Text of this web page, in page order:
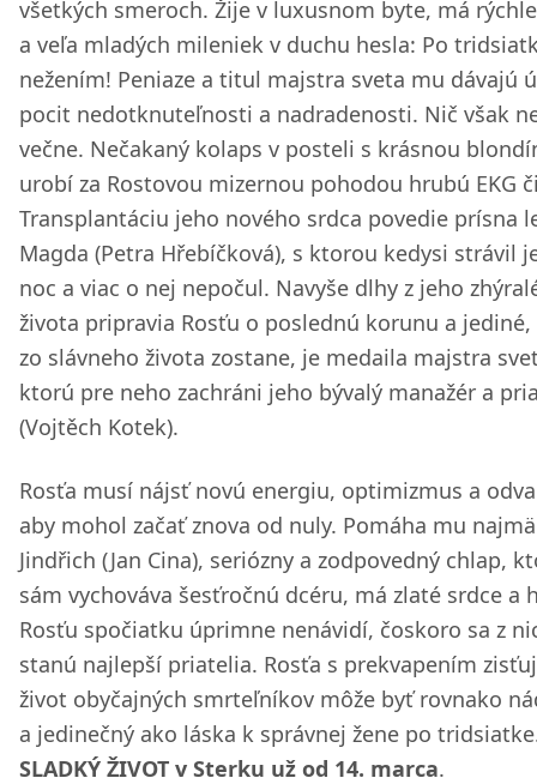
všetkých smeroch. Žije v luxusnom byte, má
a veľa mladých mileniek v duchu hesla: Po
nežením! Peniaze a titul majstra sveta mu dávajú
pocit nedotknuteľnosti a nadradenosti. Nič však
večne. Nečakaný kolaps v posteli s krásnou
urobí za Rostovou mizernou pohodou hrubú EKG
Transplantáciu jeho nového srdca povedie prísna
Magda (Petra Hřebíčková), s ktorou kedysi strávil
noc a viac o nej nepočul. Navyše dlhy z jeho
života pripravia Rosťu o poslednú korunu a
zo slávneho života zostane, je medaila majstra
ktorú pre neho zachráni jeho bývalý manažér a
(Vojtěch Kotek).
Rosťa musí nájsť novú energiu, optimizmus a
aby mohol začať znova od nuly. Pomáha mu najmä
Jindřich (Jan Cina), seriózny a zodpovedný chlap,
sám vychováva šesťročnú dcéru, má zlaté srdce a
Rosťu spočiatku úprimne nenávidí, čoskoro sa z
stanú najlepší priatelia. Rosťa s prekvapením
život obyčajných smrteľníkov môže byť rovnako
a jedinečný ako láska k správnej žene po
SLADKÝ ŽIVOT v Sterku už od 14. marca.